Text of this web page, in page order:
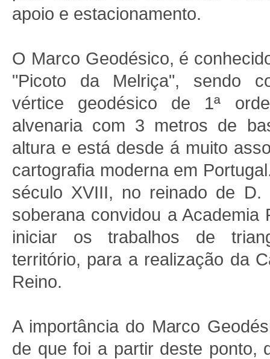
apoio e estacionamento.
O Marco Geodésico, é
"Picoto da Melriça", sendo
vértice geodésico de 1ª
alvenaria com 3 metros de
altura e está desde á muito
cartografia moderna em
século XVIII, no reinado de
soberana convidou a Academia
iniciar os trabalhos de
território, para a realização da
Reino.
A importância do Marco
de que foi a partir deste ponto,